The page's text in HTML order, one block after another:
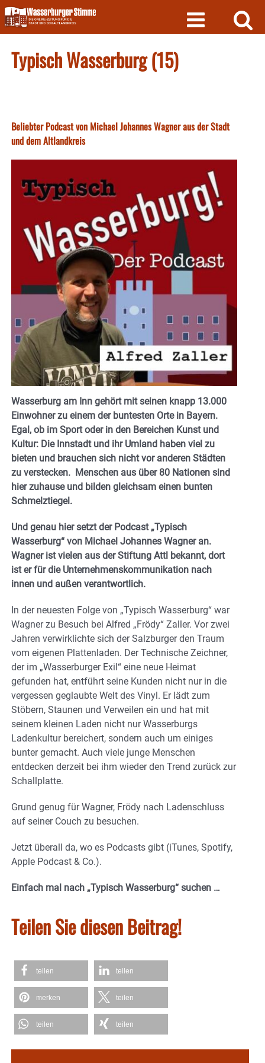
Skip
to
content
Typisch Wasserburg (15)
Beliebter Podcast von Michael Johannes Wagner aus der Stadt
und dem Altlandkreis
Wasserburg am Inn gehört mit seinen knapp 13.000
Einwohner zu einem der buntesten Orte in Bayern.
Egal, ob im Sport oder in den Bereichen Kunst und
Kultur: Die Innstadt und ihr Umland haben viel zu
bieten und brauchen sich nicht vor anderen Städten
zu verstecken. Menschen aus über 80 Nationen sind
hier zuhause und bilden gleichsam einen bunten
Schmelztiegel.
Und genau hier setzt der Podcast „Typisch
Wasserburg“ von Michael Johannes Wagner an.
Wagner ist vielen aus der Stiftung Attl bekannt, dort
ist er für die Unternehmenskommunikation nach
innen und außen verantwortlich.
In der neuesten Folge von „Typisch Wasserburg“ war
Wagner zu Besuch bei Alfred „Frödy“ Zaller. Vor zwei
Jahren verwirklichte sich der Salzburger den Traum
vom eigenen Plattenladen. Der Technische Zeichner,
der im „Wasserburger Exil“ eine neue Heimat
gefunden hat, entführt seine Kunden nicht nur in die
vergessen geglaubte Welt des Vinyl. Er lädt zum
Stöbern, Staunen und Verweilen ein und hat mit
seinem kleinen Laden nicht nur Wasserburgs
Ladenkultur bereichert, sondern auch um einiges
bunter gemacht. Auch viele junge Menschen
entdecken derzeit bei ihm wieder den Trend zurück zur
Schallplatte.
Grund genug für Wagner, Frödy nach Ladenschluss
auf seiner Couch zu besuchen.
Jetzt überall da, wo es Podcasts gibt (iTunes, Spotify,
Apple Podcast & Co.).
Einfach mal nach „Typisch Wasserburg“ suchen …
Teilen Sie diesen Beitrag!
teilen teilen
merken teilen
teilen teilen